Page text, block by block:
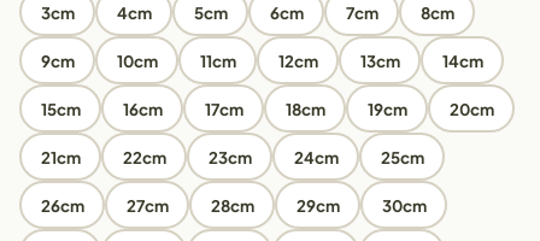
3cm 4cm 5cm 6cm 7cm 8cm
9cm 10cm 11cm 12cm 13cm 14cm
15cm 16cm 17cm 18cm 19cm 20cm
21cm 22cm 23cm 24cm 25cm
26cm 27cm 28cm 29cm 30cm